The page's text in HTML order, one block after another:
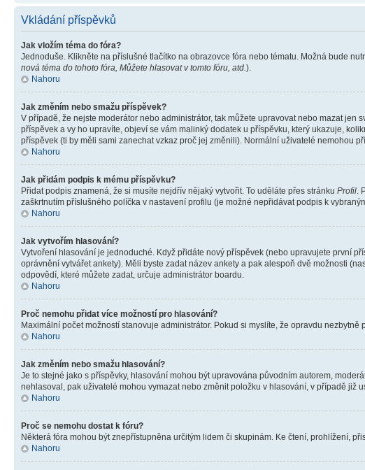
Vkládání příspěvků
Jak vložím téma do fóra?
Jednoduše. Klikněte na příslušné tlačítko na obrazovce fóra nebo tématu. Možná bude
nová téma do tohoto fóra, Můžete hlasovat v tomto fóru, atd. ).
Nahoru
Jak změním nebo smažu příspěvek?
V případě, že nejste moderátor nebo administrátor, tak můžete upravovat nebo mazat
příspěvek a vy ho upravíte, objeví se vám malinký dodatek u příspěvku, který ukazuje,
příspěvek (ti by měli sami zanechat vzkaz proč jej změnili). Normální uživatelé nemohou
Nahoru
Jak přidám podpis k mému příspěvku?
Přidat podpis znamená, že si musíte nejdřív nějaký vytvořit. To uděláte přes stránku Profil
zaškrtnutím příslušného políčka v nastavení profilu (je možné nepřidávat podpis k
Nahoru
Jak vytvořím hlasování?
Vytvoření hlasování je jednoduché. Když přidáte nový příspěvek (nebo upravujete první
oprávnění vytvářet ankety). Měli byste zadat název ankety a pak alespoň dvě možnosti
odpovědí, které můžete zadat, určuje administrátor boardu.
Nahoru
Proč nemohu přidat více možností pro hlasování?
Maximální počet možností stanovuje administrátor. Pokud si myslíte, že opravdu
Nahoru
Jak změním nebo smažu hlasování?
Je to stejné jako s příspěvky, hlasování mohou být upravována původním autorem,
nehlasoval, pak uživatelé mohou vymazat nebo změnit položku v hlasování, v případě již
Nahoru
Proč se nemohu dostat k fóru?
Některá fóra mohou být znepřístupněna určitým lidem či skupinám. Ke čtení, prohlížení,
Nahoru